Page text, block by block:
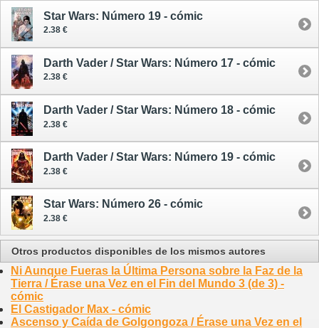
Star Wars: Número 19 - cómic
2.38 €
Darth Vader / Star Wars: Número 17 - cómic
2.38 €
Darth Vader / Star Wars: Número 18 - cómic
2.38 €
Darth Vader / Star Wars: Número 19 - cómic
2.38 €
Star Wars: Número 26 - cómic
2.38 €
Otros productos disponibles de los mismos autores
Ni Aunque Fueras la Última Persona sobre la Faz de la
Tierra / Érase una Vez en el Fin del Mundo 3 (de 3) -
cómic
El Castigador Max - cómic
Ascenso y Caída de Golgongoza / Érase una Vez en el